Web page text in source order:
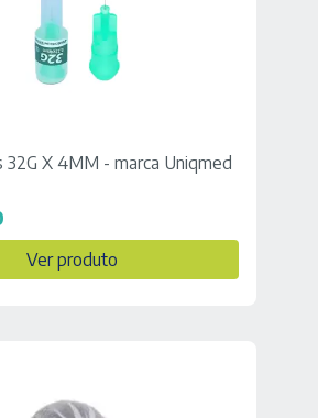
32G X 4MM - marca Uniqmed
Ver produto